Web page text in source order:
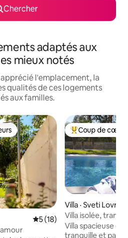
Chercher
adaptés aux
mieux notés
l'emplacement, la
qualités de ces logements
aux familles.
parmi les plus aimés
Note moyenne de 5 sur 5,
5 (18)
Coup de cœur
Coup de cœur
Villa · Sveti Lovreč
Villa isolée,
familles et aux
Villa spacieuse et
tranquille et